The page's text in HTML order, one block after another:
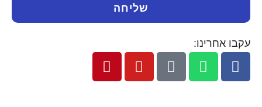
שליחה
עקבו אחרינו: